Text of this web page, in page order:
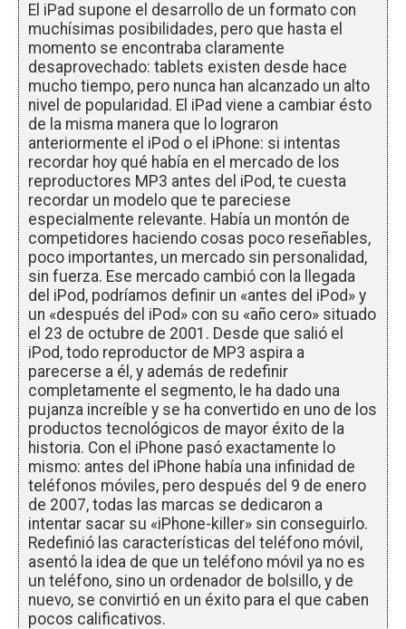
El iPad supone el desarrollo de un formato con
muchísimas posibilidades, pero que hasta el
momento se encontraba claramente
desaprovechado: tablets existen desde hace
mucho tiempo, pero nunca han alcanzado un alto
nivel de popularidad. El iPad viene a cambiar ésto
de la misma manera que lo lograron
anteriormente el iPod o el iPhone: si intentas
recordar hoy qué había en el mercado de los
reproductores MP3 antes del iPod, te cuesta
recordar un modelo que te pareciese
especialmente relevante. Había un montón de
competidores haciendo cosas poco reseñables,
poco importantes, un mercado sin personalidad,
sin fuerza. Ese mercado cambió con la llegada
del iPod, podríamos definir un «antes del iPod» y
un «después del iPod» con su «año cero» situado
el 23 de octubre de 2001. Desde que salió el
iPod, todo reproductor de MP3 aspira a
parecerse a él, y además de redefinir
completamente el segmento, le ha dado una
pujanza increíble y se ha convertido en uno de los
productos tecnológicos de mayor éxito de la
historia. Con el iPhone pasó exactamente lo
mismo: antes del iPhone había una infinidad de
teléfonos móviles, pero después del 9 de enero
de 2007, todas las marcas se dedicaron a
intentar sacar su «iPhone-killer» sin conseguirlo.
Redefinió las características del teléfono móvil,
asentó la idea de que un teléfono móvil ya no es
un teléfono, sino un ordenador de bolsillo, y de
nuevo, se convirtió en un éxito para el que caben
pocos calificativos.